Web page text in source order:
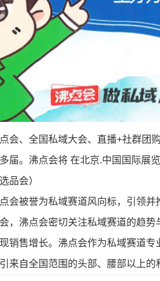
会、全国私域大会、直播+社群团
届。沸点会将 在北京.中国国际展
品会）
会被誉为私域赛道风向标，引领
，沸点会密切关注私域赛道的趋
销售增长。沸点会作为私域赛道
来自全国范围的头部、腰部以上的